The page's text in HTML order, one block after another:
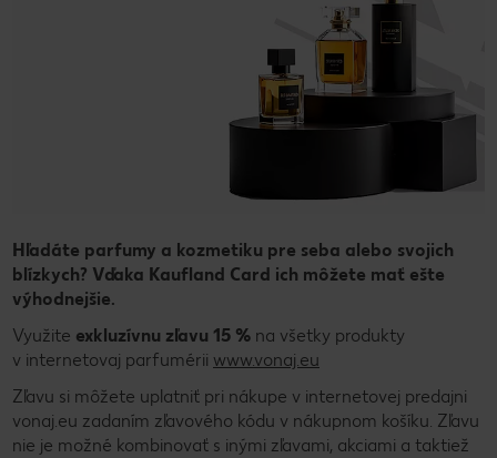
Hľadáte parfumy a kozmetiku pre seba alebo svojich
blízkych? Vďaka Kaufland Card ich môžete mať ešte
výhodnejšie.
Využite exkluzívnu zľavu 15 % na všetky produkty
v internetovaj parfumérii www.vonaj.eu
Zľavu si môžete uplatniť pri nákupe v internetovej predajni
vonaj.eu zadaním zľavového kódu v nákupnom košíku. Zľavu
nie je možné kombinovať s inými zľavami, akciami a taktiež